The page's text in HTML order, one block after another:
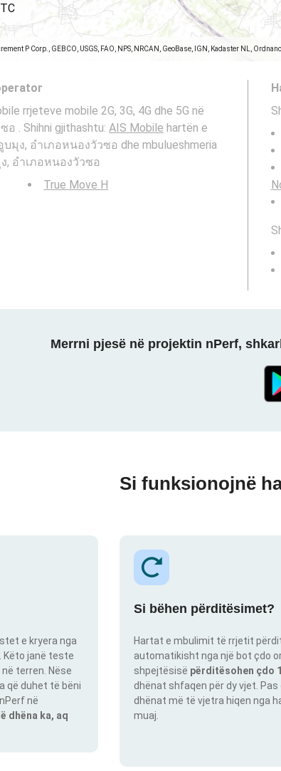
P Corp., GEBCO, USGS, FAO, NPS, NRCAN, GeoBase, IGN, Kadaster NL,
rrjeteve mobile 2G, 3G, 4G dhe 5G në
. Shihni gjithashtu: AIS Mobile hartën e
มุง, อำเภอหนองวัวซอ dhe mbulueshmeria
, อำเภอหนองวัวซอ
True Move H
Merrni pjesë në projektin nPerf,
Si funksionojnë
e kryera nga
Këto janë teste
terren. Nëse
që duhet të bëni
në
dhëna ka, aq
Si bëhen përditësimet?
Hartat e mbulimit të rrjetit
automatikisht nga një bot çdo
shpejtësisë përditësohen çdo
dhënat shfaqen për dy vjet. Pas
dhënat më të vjetra hiqen nga
muaj.